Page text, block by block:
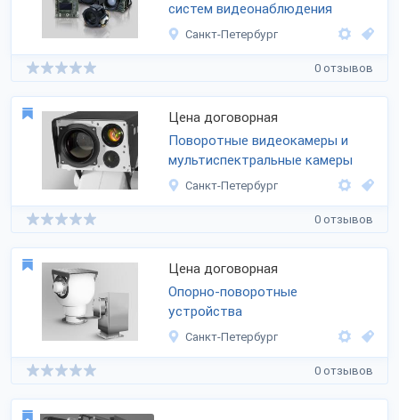
систем видеонаблюдения
Санкт-Петербург
0 отзывов
Цена договорная
Поворотные видеокамеры и
мультиспектральные камеры
Санкт-Петербург
0 отзывов
Цена договорная
Опорно-поворотные
устройства
Санкт-Петербург
0 отзывов